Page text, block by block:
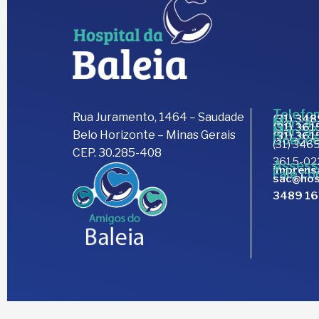
Rua Juramento, 1464 – Saudade
Belo Horizonte – Minas Gerais
CEP. 30.285-408
(31)
(31)
(31)
(31)
3615-
Fale
3489